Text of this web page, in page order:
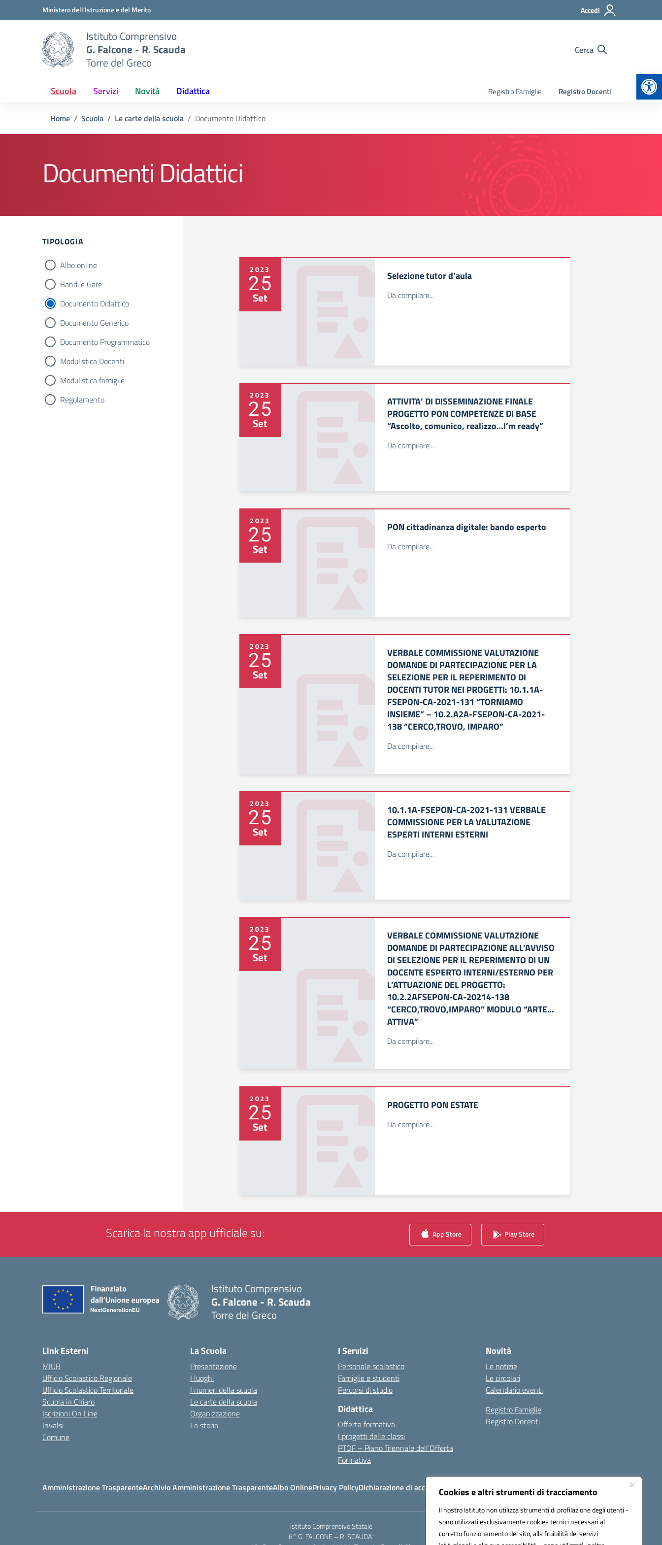
Cookies e altri strumenti di tracciamento
Il nostro Istituto non utilizza strumenti di profilazione degli utenti -
sono utilizzati esclusivamente cookies tecnici necessari al
corretto funzionamento del sito, alla fruibilità dei servizi
Vai ai contenuti
Vai al menu di navigazioneMinistero dell'Istruzione e del Merito Accedi
Istituto Comprensivo
G. Falcone - R. Scauda
Torre del Greco
Cerca
Scuola Servizi Novità Didattica Registro Famiglie Registro Docenti
Home Scuola Le carte della scuola Documento Didattico
Documenti Didattici
Filtri
TIPOLOGIA
Albo online
Bandi e Gare
Documento Didattico
Documento Generico
Documento Programmatico
Modulistica Docenti
Modulistica famiglie
Regolamento
2023
25
Set
Selezione tutor d’aula
Da compilare...
2023
25
Set
ATTIVITA’ DI DISSEMINAZIONE FINALE
PROGETTO PON COMPETENZE DI BASE
“Ascolto, comunico, realizzo…I’m ready”
Da compilare...
2023
25
Set
PON cittadinanza digitale: bando esperto
Da compilare...
2023
25
Set
VERBALE COMMISSIONE VALUTAZIONE
DOMANDE DI PARTECIPAZIONE PER LA
SELEZIONE PER IL REPERIMENTO DI
DOCENTI TUTOR NEI PROGETTI: 10.1.1A-
FSEPON-CA-2021-131 “TORNIAMO
INSIEME” – 10.2.A2A-FSEPON-CA-2021-
138 “CERCO,TROVO, IMPARO”
Da compilare...
2023
25
Set
10.1.1A-FSEPON-CA-2021-131 VERBALE
COMMISSIONE PER LA VALUTAZIONE
ESPERTI INTERNI ESTERNI
Da compilare...
2023
25
Set
VERBALE COMMISSIONE VALUTAZIONE
DOMANDE DI PARTECIPAZIONE ALL’AVVISO
DI SELEZIONE PER IL REPERIMENTO DI UN
DOCENTE ESPERTO INTERNI/ESTERNO PER
L’ATTUAZIONE DEL PROGETTO:
10.2.2AFSEPON-CA-20214-138
“CERCO,TROVO,IMPARO” MODULO “ARTE…
ATTIVA”
Da compilare...
2023
25
Set
PROGETTO PON ESTATE
Da compilare...
Scarica la nostra app ufficiale su: App Store Play Store
Istituto Comprensivo
G. Falcone - R. Scauda
Torre del Greco
Link Esterni
MIUR
Ufficio Scolastico Regionale
Ufficio Scolastico Territoriale
Scuola in Chiaro
Iscrizioni On Line
Invalsi
Comune
La Scuola
Presentazione
I luoghi
I numeri della scuola
Le carte della scuola
Organizzazione
La storia
I Servizi
Personale scolastico
Famiglie e studenti
Percorsi di studio
Didattica
Offerta formativa
I progetti delle classi
PTOF – Piano Triennale dell’Offerta
Formativa
Novità
Le notizie
Le circolari
Calendario eventi
Registro Famiglie
Registro Docenti
Amministrazione TrasparenteArchivio Amministrazione TrasparenteAlbo OnlinePrivacy PolicyDichiarazione di accessibilità Note legali
Istituto Comprensivo Statale
8° G. FALCONE – R. SCAUDA"